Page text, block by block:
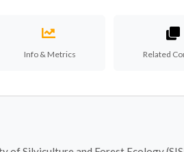
Info & Metrics Related